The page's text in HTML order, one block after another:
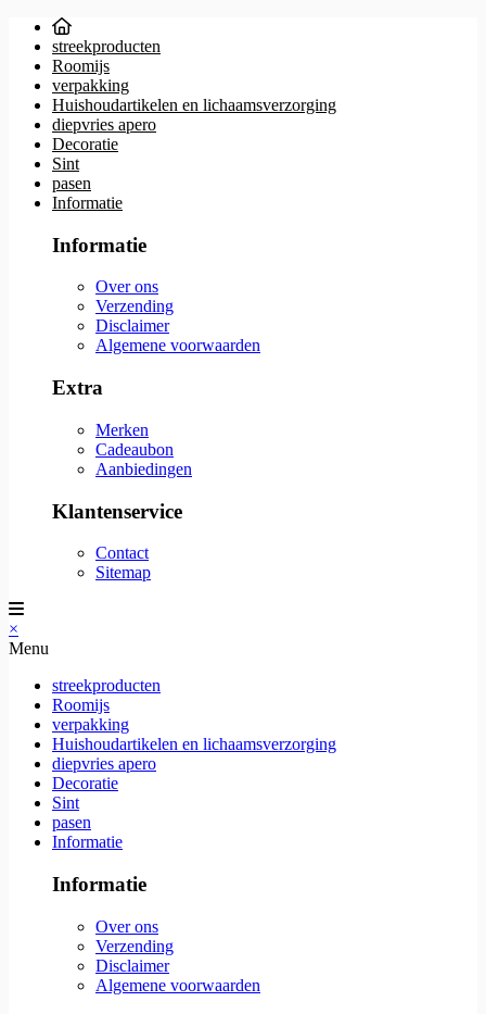
streekproducten
Roomijs
verpakking
Huishoudartikelen en lichaamsverzorging
diepvries apero
Decoratie
Sint
pasen
Informatie
Informatie
Over ons
Verzending
Disclaimer
Algemene voorwaarden
Extra
Merken
Cadeaubon
Aanbiedingen
Klantenservice
Contact
Sitemap
×
Menu
streekproducten
Roomijs
verpakking
Huishoudartikelen en lichaamsverzorging
diepvries apero
Decoratie
Sint
pasen
Informatie
Informatie
Over ons
Verzending
Disclaimer
Algemene voorwaarden